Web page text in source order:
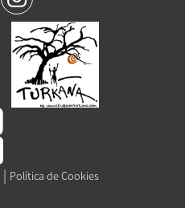
| Política de Cookies